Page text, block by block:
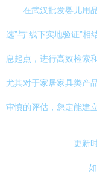
在武汉批发婴儿用
选”与“线下实地验证”
息起点，进行高效检索
尤其对于家居家具类产
审慎的评估，您定能建
更新